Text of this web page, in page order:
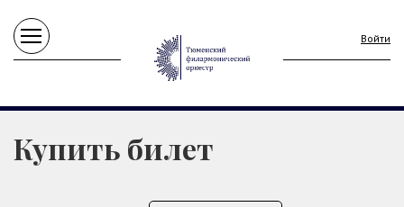
Войти
Купить билет